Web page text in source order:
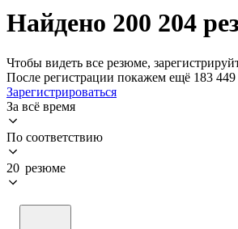
Найдено 200 204
Чтобы видеть все резюме,
После регистрации покажем ещё 183
Зарегистрироваться
За всё время
По соответствию
20 резюме